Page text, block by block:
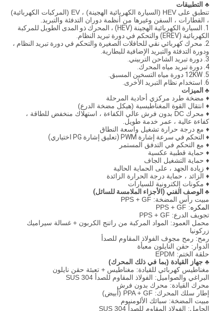
♣ التطبيقات
تنطبق على HEV (السيارة الكهربائية الهجينة) ، EV (المركبات الكهربائية)
، القطارات ، السفن وغيرها من أنظمة دوران التدفئة والتبريد.
1. السيارة الكهربائية الهجينة (HEV) ، المحرك ذو المدى الطويل للمركبة
الكهربائية (EREV) والتحكم في دورة تبريد النظام.
2. محرك كهربائي نقي للحافلات الصغيرة والتحكم في دورة تبريد النظام ،
ودورة التدفئة والتبريد الإضافية للبطارية.
3. دورة تبريد الشاحن التربيني.
4. دورة تبريد مياه المحرك.
5. 12KW دورة مياه التسخين المسبق.
6. استخدام نظام التبريد الأخرى.
♣ الميزات
♦ مضخة طرد مركزي أحادية المرحلة
♦ انتقال القوة المغناطيسية (هيكل مضخة الدرع)
♦ محرك DC بدون فرش عالي الكفاءة ، استهلاك منخفض للطاقة ،
كفاءة عالية ، عمر خدمة طويل.
♦ مع درجة حرارة تشغيل واسعة النطاق
♦ التحكم في سرعة إشارة PWM (تعليق إشارة PG اختياري)
♦ مع التحكم في التدفق المستمر
♦ حماية قطبية عكسية
♦ حماية التشغيل الجاف
♦ زيادة الجهد ، على الحماية الحالية
♦ الزائد ، حماية درجة الحرارة الزائدة
♦ مكونات إلكترونية للسيارات
♣ الوصف الفني (الأجزاء الملامسة للسائل)
مبيت رأس المضخة: PPS + GF
المكره: PPS + GF
تجويف الدرع: PPS + GF
محمل العمود: المواد المركبة من راتنج الكربون + غسالة سيراميك
زركونيا
رمح: رمح مجوف الفولاذ المقاوم للصدأ
الدوار: حقن النايلون معبأة
حلقة الختم: EPDM
♣ جهاز القيادة (بما في ذلك المحرك)
مغناطيس كهربائي للقيادة: مغناطيس + تعبئة حقن نايلون
البراغي والصواميل: الفولاذ المقاوم للصدأ SUS 304
محرك القيادة: محرك بدون فرش
إطار سلك المحرك: PPA + GF (أبيض)
مبيت المضخة: سبائك الألومنيوم
الحامل: الفولاذ المقاوم للصدأ SUS 304